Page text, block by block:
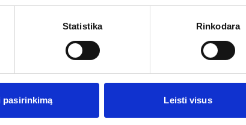
Statistika Rinkodara
pasirinkimą Leisti visus
Pagalba ir informacija
Dovanų kuponai